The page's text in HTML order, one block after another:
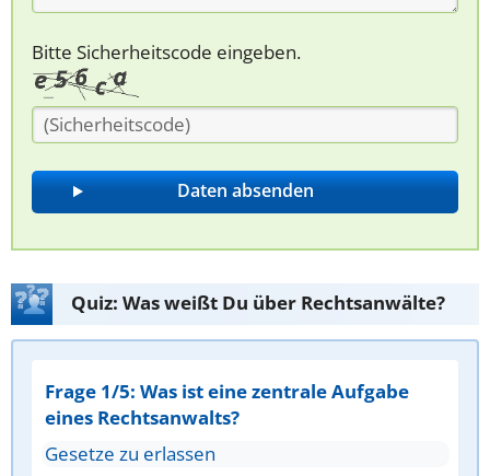
Bitte Sicherheitscode eingeben.
Quiz: Was weißt Du über Rechtsanwälte?
Frage 1/5: Was ist eine zentrale Aufgabe
eines Rechtsanwalts?
Gesetze zu erlassen